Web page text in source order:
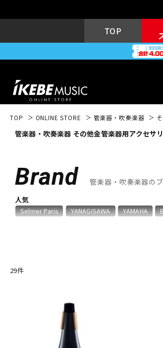
TOP
キーボード
TOP ONLINE STORE 管楽器・吹奏楽器
管楽器・吹奏楽器 その他金管楽器用アクセサ
Brand 管楽器・吹奏楽器の
人気
Selmer Paris YANAGISAWA YAMAHA
Brancher
Dave Guardala
Galeon
HORITA
29件